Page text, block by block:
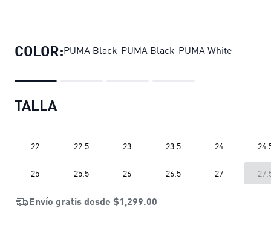
COLOR:PUMA Black-PUMA Black-PUMA White
TALLA
22 22.5 23 23.5 24
25 25.5 26 26.5 27
Envío gratis desde $1,299.00